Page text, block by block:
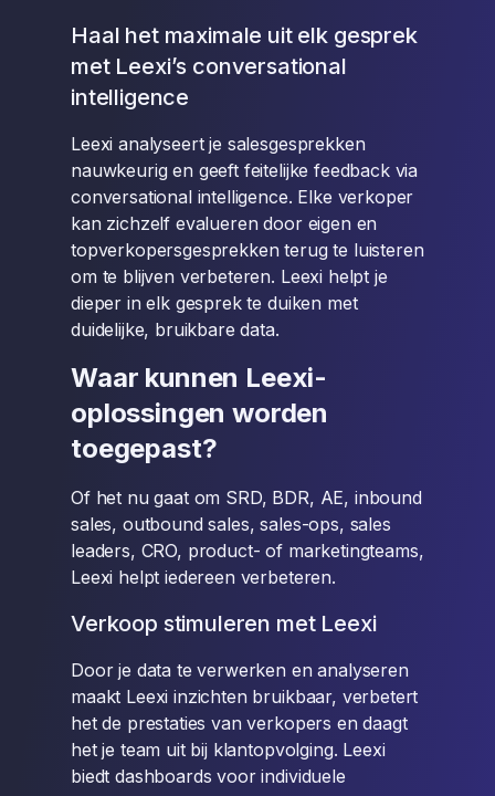
Haal het maximale uit elk gesprek
met Leexi’s conversational
intelligence
Leexi analyseert je salesgesprekken
nauwkeurig en geeft feitelijke feedback via
conversational intelligence. Elke verkoper
kan zichzelf evalueren door eigen en
topverkopersgesprekken terug te luisteren
om te blijven verbeteren. Leexi helpt je
dieper in elk gesprek te duiken met
duidelijke, bruikbare data.
Waar kunnen Leexi-
oplossingen worden
toegepast?
Of het nu gaat om SRD, BDR, AE, inbound
sales, outbound sales, sales-ops, sales
leaders, CRO, product- of marketingteams,
Leexi helpt iedereen verbeteren.
Verkoop stimuleren met Leexi
Door je data te verwerken en analyseren
maakt Leexi inzichten bruikbaar, verbetert
het de prestaties van verkopers en daagt
het je team uit bij klantopvolging. Leexi
biedt dashboards voor individuele